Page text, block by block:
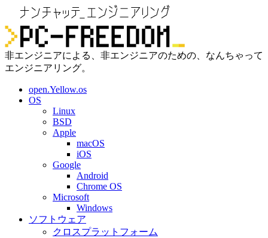
非エンジニアによる、非エンジニアのための、なんちゃって
エンジニアリング。
open.Yellow.os
OS
Linux
BSD
Apple
macOS
iOS
Google
Android
Chrome OS
Microsoft
Windows
ソフトウェア
クロスプラットフォーム